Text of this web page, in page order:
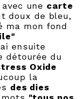
une carte
doux de bleu,
ma mon fond
ensuite
détourée du
Oxide
la
des dies